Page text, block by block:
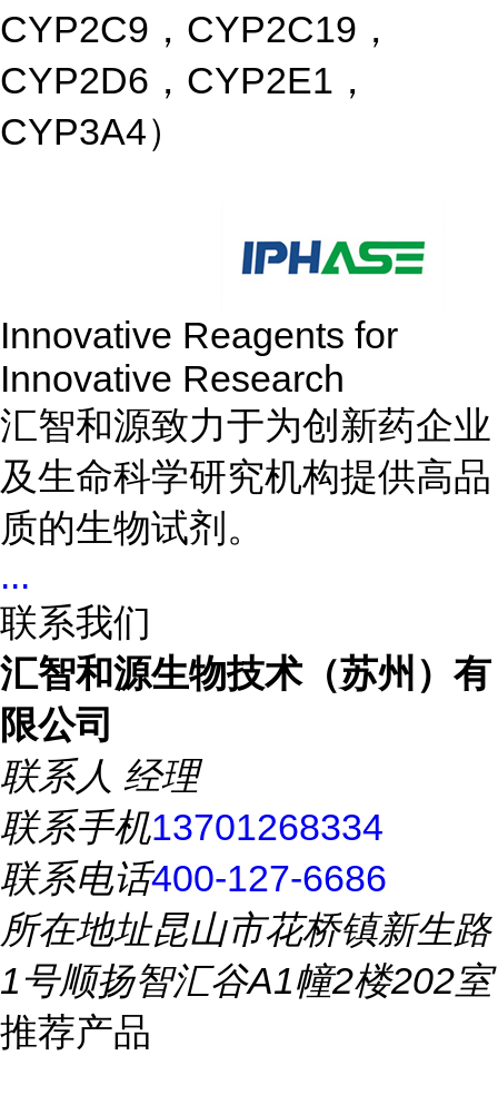
CYP2C9，CYP2C19，
CYP2D6，CYP2E1，
CYP3A4）
Innovative Reagents for
Innovative Research
汇智和源致力于为创新药企业
及生命科学研究机构提供高品
质的生物试剂。
...
联系我们
汇智和源生物技术（苏州）有
限公司
联系人 经理
联系手机13701268334
联系电话400-127-6686
所在地址昆山市花桥镇新生路
1号顺扬智汇谷A1幢2楼202室
推荐产品